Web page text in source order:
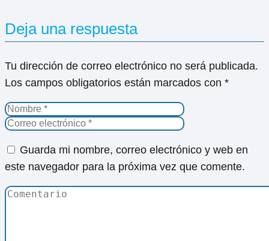
Deja una respuesta
Tu dirección de correo electrónico no será publicada.
Los campos obligatorios están marcados con *
Guarda mi nombre, correo electrónico y web en
este navegador para la próxima vez que comente.